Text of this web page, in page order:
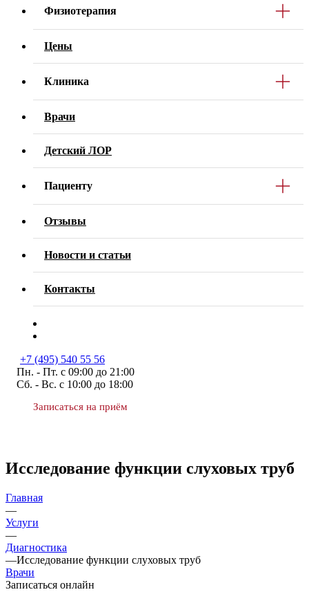
Физиотерапия
Цены
Клиника
Врачи
Детский ЛОР
Пациенту
Отзывы
Новости и статьи
Контакты
+7 (495) 540 55 56
Пн. - Пт. с 09:00 до 21:00
Сб. - Вс. с 10:00 до 18:00
Записаться на приём
Исследование функции слуховых труб
Главная
—
Услуги
—
Диагностика
—Исследование функции слуховых труб
Врачи
Записаться онлайн